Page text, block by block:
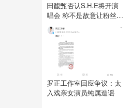
田馥甄否认S.H.E将开演
唱会 称不是故意让粉丝失
望
罗正工作室回应争议：太
入戏亲女演员纯属造谣